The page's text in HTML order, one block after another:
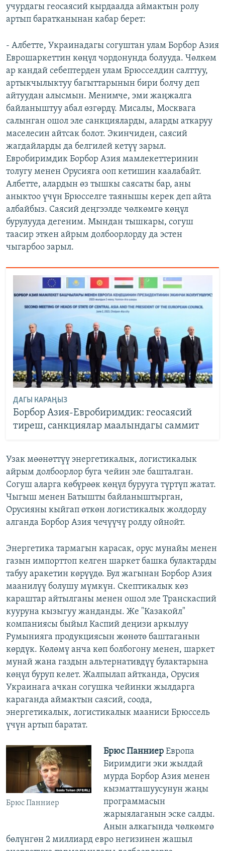
учурдагы геосаясий кырдаалда аймактын ролу
артып баратканынан кабар берет:
- Албетте, Украинадагы согуштан улам Борбор Азия
Еврошаркеттин көңүл чордонунда болууда. Чөлкөм
ар кандай себептерден улам Брюсселдин салттуу,
артыкчылыктуу багыттарынын бири болчу деп
айтуудан алысмын. Менимче, эми жаңжалга
байланыштуу абал өзгөрдү. Мисалы, Москвага
салынган ошол эле санкцияларды, аларды аткаруу
маселесин айтсак болот. Экинчиден, саясий
жагдайларды да белгилей кетүү зарыл.
Евробиримдик Борбор Азия мамлекеттеринин
толугу менен Орусияга ооп кетишин каалабайт.
Албетте, алардын өз тышкы саясаты бар, аны
аныктоо үчүн Брюсселге таянышы керек деп айта
албайбыз. Саясий деңгээлде чөлкөмгө көңүл
бурулууда дегеним. Мындан тышкары, согуш
таасир эткен айрым долбоорлорду да эстен
чыгарбоо зарыл.
ДАГЫ КАРАҢЫЗ
Борбор Азия-Евробиримдик: геосаясий
тиреш, санкциялар маалындагы саммит
Узак мөөнөттүү энергетикалык, логистикалык
айрым долбоорлор буга чейин эле башталган.
Согуш аларга көбүрөөк көңүл бурууга түртүп жатат.
Чыгыш менен Батышты байланыштырган,
Орусияны кыйгап өткөн логистикалык жолдорду
алганда Борбор Азия чечүүчү ролду ойнойт.
Энергетика тармагын карасак, орус мунайы менен
газын импорттоп келген шаркет башка булактарды
табуу аракетин көрүүдө. Бул жагынан Борбор Азия
маанилүү болушу мүмкүн. Скептикалык көз
караштар айтылганы менен ошол эле Транскаспий
кууруна кызыгуу жанданды. Же "Казакойл"
компаниясы быйыл Каспий деңизи аркылуу
Румынияга продукциясын жөнөтө баштаганын
көрдүк. Көлөмү анча көп болбогону менен, шаркет
мунай жана газдын альтернативдүү булактарына
көңүл буруп келет. Жалпылап айтканда, Орусия
Украинага ачкан согушка чейинки жылдарга
караганда аймактын саясий, соода,
энергетикалык, логистикалык мааниси Брюссель
үчүн артып баратат.
Брюс Панниер
Брюс ПанниерЕвропа
Биримдиги эки жылдай
мурда Борбор Азия менен
кызматташуусунун жаңы
программасын
жарыялаганын эске салды.
Анын алкагында чөлкөмгө
бөлүнгөн 2 миллиард евро негизинен жашыл